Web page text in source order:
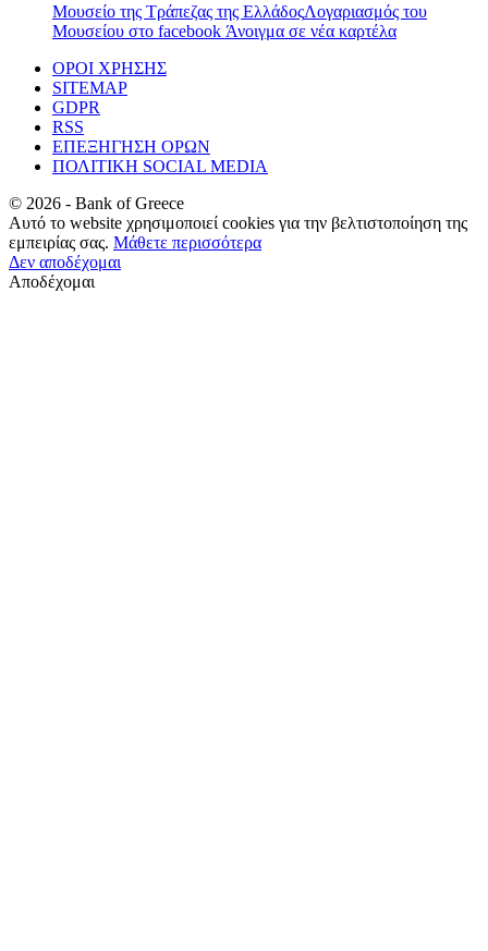
Μουσείο της Τράπεζας της ΕλλάδοςΛογαριασμός του
Μουσείου στο facebook Άνοιγμα σε νέα καρτέλα
ΟΡΟΙ ΧΡΗΣΗΣ
SITEMAP
GDPR
RSS
ΕΠΕΞΗΓΗΣΗ ΟΡΩΝ
ΠΟΛΙΤΙΚΗ SOCIAL MEDIA
© 2026 - Bank of Greece
Αυτό το website χρησιμοποιεί cookies για την βελτιστοποίηση της
εμπειρίας σας. Μάθετε περισσότερα
Δεν αποδέχομαι
Αποδέχομαι